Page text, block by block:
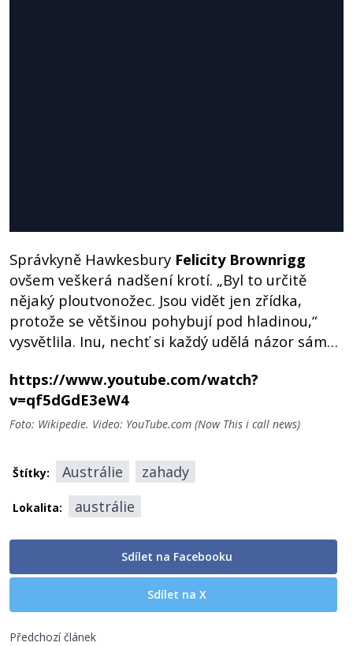
Správkyně Hawkesbury Felicity Brownrigg
ovšem veškerá nadšení krotí. „Byl to určitě
nějaký ploutvonožec. Jsou vidět jen zřídka,
protože se většinou pohybují pod hladinou,“
vysvětlila. Inu, nechť si každý udělá názor sám…
https://www.youtube.com/watch?
v=qf5dGdE3eW4
Foto: Wikipedie. Video: YouTube.com (Now This i call news)
Štítky: Austrálie zahady
Lokalita: austrálie
Sdílet na Facebooku
Sdílet na X
Předchozí článek